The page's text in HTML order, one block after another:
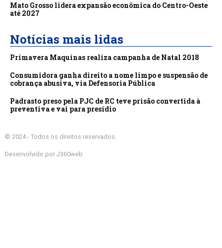
Mato Grosso lidera expansão econômica do Centro-Oeste
até 2027
Notícias mais lidas
Primavera Maquinas realiza campanha de Natal 2018
Consumidora ganha direito a nome limpo e suspensão de
cobrança abusiva, via Defensoria Pública
Padrasto preso pela PJC de RC teve prisão convertida à
preventiva e vai para presídio
© 2024 - Todos os direitos reservados.
Desenvolvido por J360web